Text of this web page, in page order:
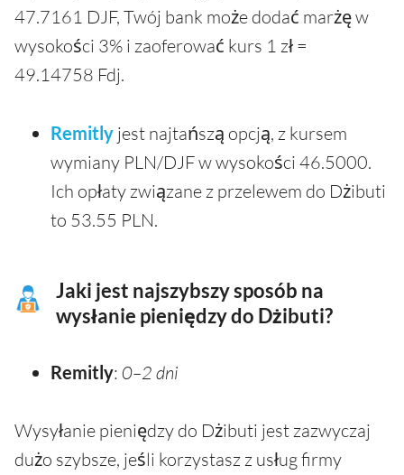
47.7161 DJF, Twój bank może dodać marżę w
wysokości 3% i zaoferować kurs 1 zł =
49.14758 Fdj.
Remitly jest najtańszą opcją, z kursem
wymiany PLN/DJF w wysokości 46.5000.
Ich opłaty związane z przelewem do Dżibuti
to 53.55 PLN.
Jaki jest najszybszy sposób na
wysłanie pieniędzy do Dżibuti?
Remitly: 0–2 dni
Wysyłanie pieniędzy do Dżibuti jest zazwyczaj
dużo szybsze, jeśli korzystasz z usług firmy